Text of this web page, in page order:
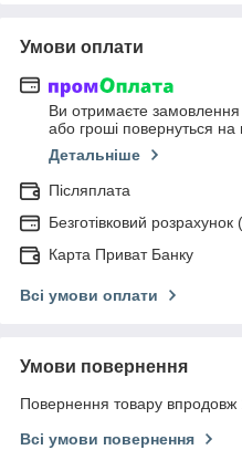
Умови оплати
Ви отримаєте замовлення
або гроші повернуться на
Детальніше
Післяплата
Безготівковий
Карта Приват Банку
Всі умови оплати
Умови повернення
Повернення товару впродовж
Всі умови повернення